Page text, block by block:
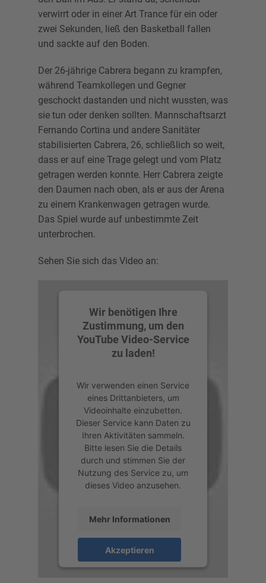
verwirrt oder in einer Art Trance für ein oder
zwei Sekunden, ließ den Basketball fallen
und sackte auf den Boden.
Der 26-jährige Cabrera begann zu krampfen,
während Teamkollegen und Gegner
geschockt dastanden und nicht wussten, was
sie tun oder denken sollten. Mannschaftsarzt
Fernando Cortina und andere Sanitäter
stabilisierten Cabrera, 26, schließlich so weit,
dass er auf eine Trage gelegt und vom Platz
getragen werden konnte. Herr Cabrera zeigte
den Daumen nach oben, als er aus der Arena
zu einem Krankenwagen getragen wurde.
Das Spiel wurde auf unbestimmte Zeit
unterbrochen.
Sehen Sie sich das Video an:
Wir benötigen Ihre
Zustimmung, um den
YouTube Video-Service
zu laden!
Wir verwenden einen Service
eines Drittanbieters, um
Videoinhalte einzubetten.
Dieser Service kann Daten zu
Ihren Aktivitäten sammeln.
Bitte lesen Sie die Details
durch und stimmen Sie der
Nutzung des Service zu, um
dieses Video anzusehen.
Mehr Informationen
Akzeptieren